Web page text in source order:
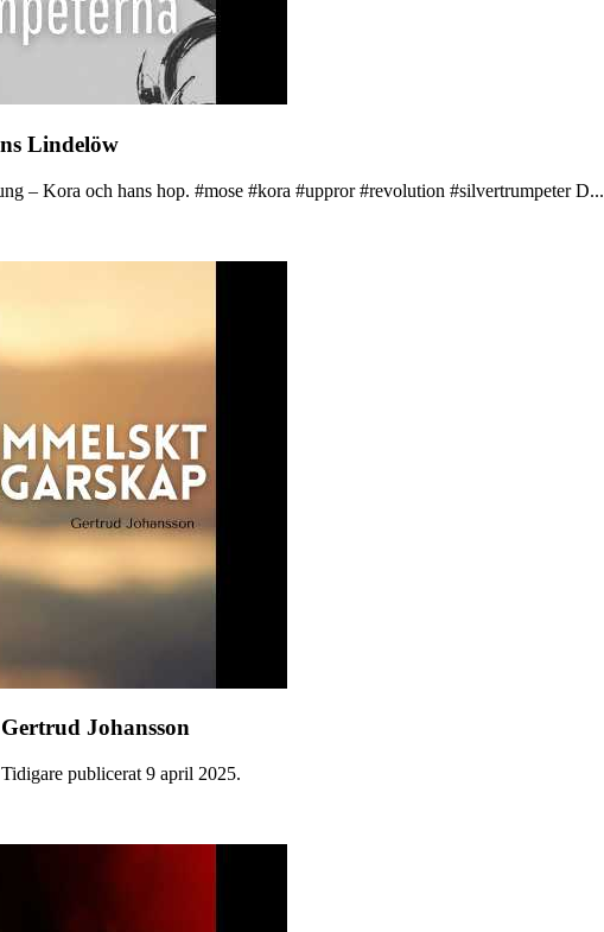
Lindelöw
– Kora och hans hop. #mose #kora #uppror #revolution #silvertrumpeter D...
Johansson
publicerat 9 april 2025.